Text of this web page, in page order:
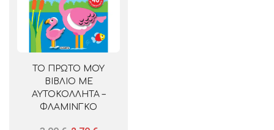
ΤΟ ΠΡΩΤΟ ΜΟΥ
ΒΙΒΛΙΟ ΜΕ
ΑΥΤΟΚΟΛΛΗΤΑ –
ΦΛΑΜΙΝΓΚΟ